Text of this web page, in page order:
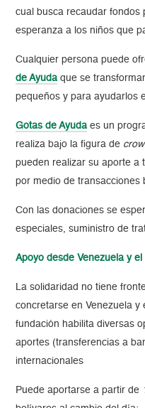
cual
busca recaudar fondos
esperanza a los niños que
Cualquier persona puede
de Ayuda que se
pequeños y para ayudarlos
Gotas de Ayuda es un
realiza bajo la figura de
pueden realizar su aporte a
por medio de transacciones
Con las donaciones se
especiales, suministro de
Apoyo desde Venezuela y el
La solidaridad no tiene
concretarse en Venezuela y
fundación habilita diversas
aportes (transferencias a
internacionales
Puede aportarse a partir de